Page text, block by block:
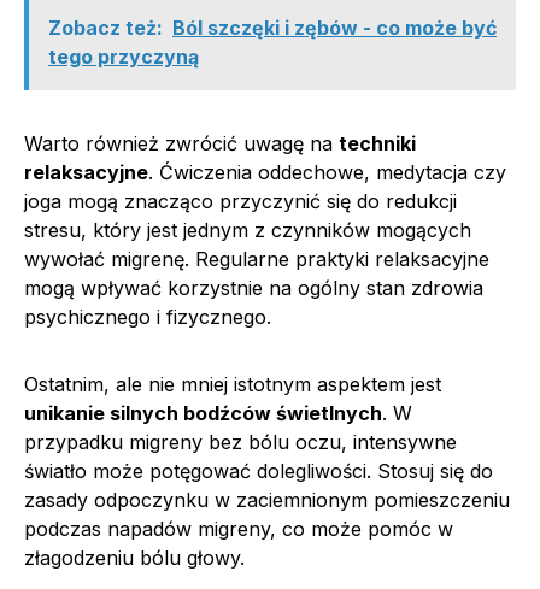
Zobacz też: Ból szczęki i zębów - co może być
tego przyczyną
Warto również zwrócić uwagę na techniki
relaksacyjne. Ćwiczenia oddechowe, medytacja czy
joga mogą znacząco przyczynić się do redukcji
stresu, który jest jednym z czynników mogących
wywołać migrenę. Regularne praktyki relaksacyjne
mogą wpływać korzystnie na ogólny stan zdrowia
psychicznego i fizycznego.
Ostatnim, ale nie mniej istotnym aspektem jest
unikanie silnych bodźców świetlnych. W
przypadku migreny bez bólu oczu, intensywne
światło może potęgować dolegliwości. Stosuj się do
zasady odpoczynku w zaciemnionym pomieszczeniu
podczas napadów migreny, co może pomóc w
złagodzeniu bólu głowy.